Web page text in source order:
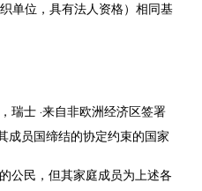
单位，具有法人资格）相同基
瑞士 ·来自非欧洲经济区签署
成员国缔结的协定约束的国家
公民，但其家庭成员为上述各